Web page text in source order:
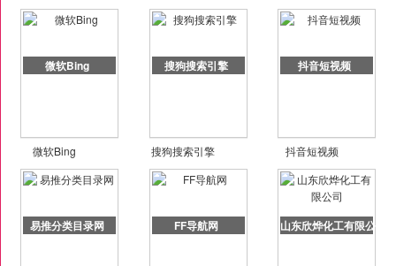
微软Bing
微软Bing
搜狗搜索引擎
搜狗搜索引擎
抖音短视频
抖音短视频
易推分类目录网 FF导航网 山东欣烨化工有限公司